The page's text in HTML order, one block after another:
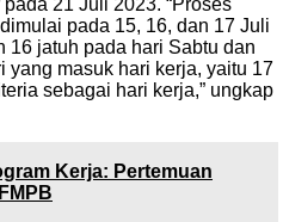
pada 15, 16, dan 17 Juli
16 jatuh pada hari Sabtu dan
yang masuk hari kerja, yaitu 17
sebagai hari kerja,” ungkap
Kerja: Pertemuan